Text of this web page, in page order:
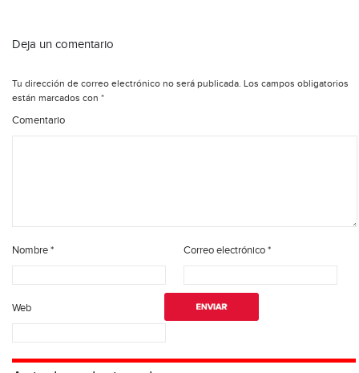
Deja un comentario
Tu dirección de correo electrónico no será publicada. Los campos obligatorios
están marcados con *
Comentario
Nombre* Correo electrónico*
Web